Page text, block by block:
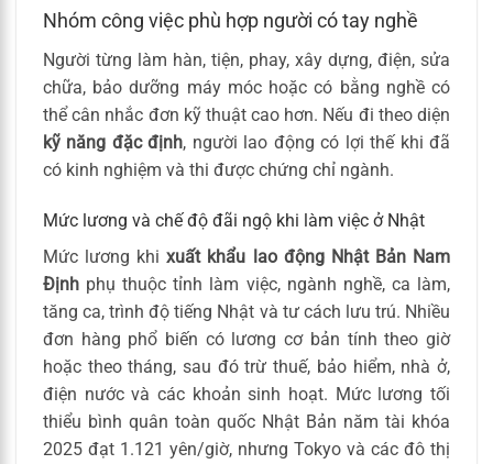
Nhóm công việc phù hợp người có tay nghề
Người từng làm hàn, tiện, phay, xây dựng, điện, sửa
chữa, bảo dưỡng máy móc hoặc có bằng nghề có
thể cân nhắc đơn kỹ thuật cao hơn. Nếu đi theo diện
kỹ năng đặc định, người lao động có lợi thế khi đã
có kinh nghiệm và thi được chứng chỉ ngành.
Mức lương và chế độ đãi ngộ khi làm việc ở Nhật
Mức lương khixuất khẩu lao động Nhật Bản Nam
Định phụ thuộc tỉnh làm việc, ngành nghề, ca làm,
tăng ca, trình độ tiếng Nhật và tư cách lưu trú. Nhiều
đơn hàng phổ biến có lương cơ bản tính theo giờ
hoặc theo tháng, sau đó trừ thuế, bảo hiểm, nhà ở,
điện nước và các khoản sinh hoạt. Mức lương tối
thiểu bình quân toàn quốc Nhật Bản năm tài khóa
2025 đạt 1.121 yên/giờ, nhưng Tokyo và các đô thị